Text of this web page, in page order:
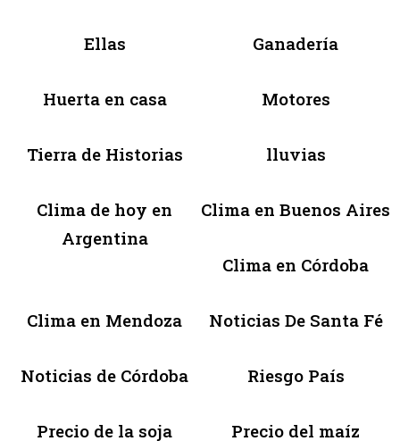
Ellas Ganadería
Huerta en casa Motores
Tierra de Historias lluvias
Clima de hoy en
Argentina
Clima en Buenos Aires
Clima en Córdoba
Clima en Mendoza Noticias De Santa Fé
Noticias de Córdoba Riesgo País
Precio de la soja Precio del maíz